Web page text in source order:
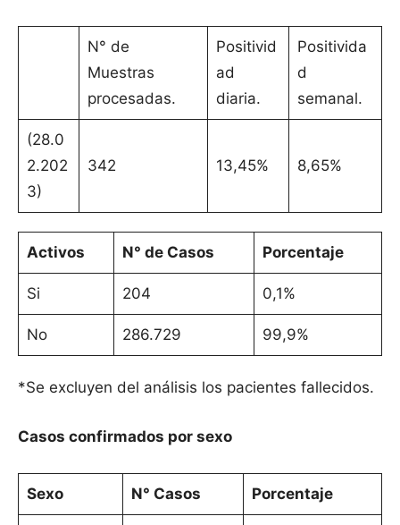
N° de
Muestras
procesadas.
Positivid
ad
diaria.
Positivida
d
semanal.
(28.0
2.202
3)
342 13,45% 8,65%
Activos N° de Casos Porcentaje
Si 204 0,1%
No 286.729 99,9%
*Se excluyen del análisis los pacientes fallecidos.
Casos confirmados por sexo
Sexo N° Casos Porcentaje